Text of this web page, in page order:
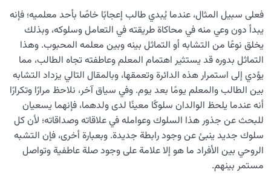
النظرة الأبدية والاستعداد للآخرة 0/14
من الخيال إلى سلامة القلب
الإنسان محور الخلق
رؤية عالم الغيب 0/9
فعلى سبيل المثال، عندما يُبدي طالب إعجابًا خاصًا بأحد معلميه؛ فإنه
يبدأ دون وعي منه في محاكاة طريقته في التعامل وسلوكه، وبذلك
يخلق نوعًا من التشابه أو التماثل بينه وبين معلمه المحبوب. وهذا
التماثل بدوره قد يستثير اهتمام المعلم وعاطفته تجاه الطالب، مما
يؤدي إلى استمرار هذه الدائرة وتعمقها، وبالمقال التالي يزداد التشابه
بين الطالب والمعلم يومًا بعد يوم. وفي سياق آخر، نلاحظ مرارًا وتكرارًا
أنه عندما يلحظ الوالدان سلوكًا معينًا لدى ولدهما، فإنهما يسعيان
للبحث عن جذور هذا السلوك وعوامله في علاقاته وصداقاته؛ لأن كل
سلوك جديد ينبئ عن وجود رابطة جديدة. وبعبارة أخرى، فإن التشبه
الروحي بين الأفراد ما هو إلا علامة على وجود صلة عاطفية وتواصل
مستمر بينهم.